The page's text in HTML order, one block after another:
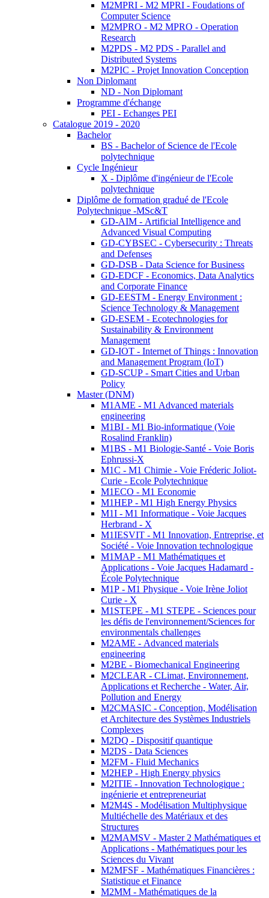
M2MPRI - M2 MPRI - Foudations of
Computer Science
M2MPRO - M2 MPRO - Operation
Research
M2PDS - M2 PDS - Parallel and
Distributed Systems
M2PIC - Projet Innovation Conception
Non Diplomant
ND - Non Diplomant
Programme d'échange
PEI - Echanges PEI
Catalogue 2019 - 2020
Bachelor
BS - Bachelor of Science de l'Ecole
polytechnique
Cycle Ingénieur
X - Diplôme d'ingénieur de l'Ecole
polytechnique
Diplôme de formation gradué de l'Ecole
Polytechnique -MSc&T
GD-AIM - Artificial Intelligence and
Advanced Visual Computing
GD-CYBSEC - Cybersecurity : Threats
and Defenses
GD-DSB - Data Science for Business
GD-EDCF - Economics, Data Analytics
and Corporate Finance
GD-EESTM - Energy Environment :
Science Technology & Management
GD-ESEM - Ecotechnologies for
Sustainability & Environment
Management
GD-IOT - Internet of Things : Innovation
and Management Program (IoT)
GD-SCUP - Smart Cities and Urban
Policy
Master (DNM)
M1AME - M1 Advanced materials
engineering
M1BI - M1 Bio-informatique (Voie
Rosalind Franklin)
M1BS - M1 Biologie-Santé - Voie Boris
Ephrussi-X
M1C - M1 Chimie - Voie Fréderic Joliot-
Curie - Ecole Polytechnique
M1ECO - M1 Economie
M1HEP - M1 High Energy Physics
M1I - M1 Informatique - Voie Jacques
Herbrand - X
M1IESVIT - M1 Innovation, Entreprise, et
Société - Voie Innovation technologique
M1MAP - M1 Mathématiques et
Applications - Voie Jacques Hadamard -
École Polytechnique
M1P - M1 Physique - Voie Irène Joliot
Curie - X
M1STEPE - M1 STEPE - Sciences pour
les défis de l'environnement/Sciences for
environmentals challenges
M2AME - Advanced materials
engineering
M2BE - Biomechanical Engineering
M2CLEAR - CLimat, Environnement,
Applications et Recherche - Water, Air,
Pollution and Energy
M2CMASIC - Conception, Modélisation
et Architecture des Systèmes Industriels
Complexes
M2DQ - Dispositif quantique
M2DS - Data Sciences
M2FM - Fluid Mechanics
M2HEP - High Energy physics
M2ITIE - Innovation Technologique :
ingénierie et entrepreneuriat
M2M4S - Modélisation Multiphysique
Multiéchelle des Matériaux et des
Structures
M2MAMSV - Master 2 Mathématiques et
Applications - Mathématiques pour les
Sciences du Vivant
M2MFSF - Mathématiques Financières :
Statistique et Finance
M2MM - Mathématiques de la